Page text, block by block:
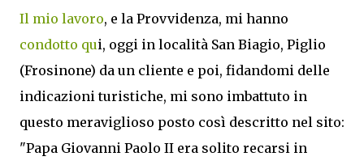
Il mio lavoro, e la Provvidenza, mi hanno
condotto qui, oggi in località San Biagio, Piglio
(Frosinone) da un cliente e poi, fidandomi delle
indicazioni turistiche, mi sono imbattuto in
questo meraviglioso posto così descritto nel sito:
"Papa Giovanni Paolo II era solito recarsi in